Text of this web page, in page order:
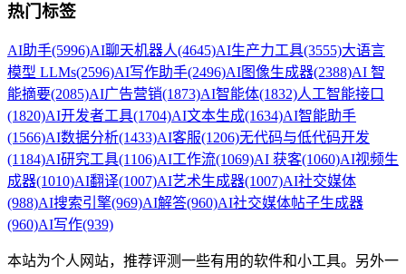
热门标签
AI助手(5996)AI聊天机器人(4645)AI生产力工具(3555)大语言
模型 LLMs(2596)AI写作助手(2496)AI图像生成器(2388)AI 智
能摘要(2085)AI广告营销(1873)AI智能体(1832)人工智能接口
(1820)AI开发者工具(1704)AI文本生成(1634)AI智能助手
(1566)AI数据分析(1433)AI客服(1206)无代码与低代码开发
(1184)AI研究工具(1106)AI工作流(1069)AI 获客(1060)AI视频生
成器(1010)AI翻译(1007)AI艺术生成器(1007)AI社交媒体
(988)AI搜索引擎(969)AI解答(960)AI社交媒体帖子生成器
(960)AI写作(939)
本站为个人网站，推荐评测一些有用的软件和小工具。另外一